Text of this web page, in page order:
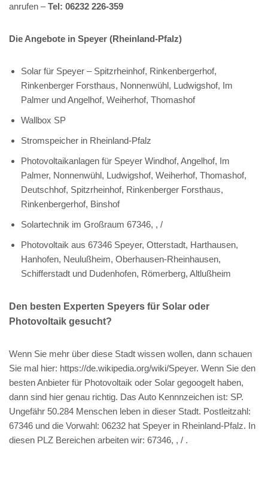
anrufen –Tel: 06232 226-359
Die Angebote in Speyer (Rheinland-Pfalz)
Solar für Speyer – Spitzrheinhof, Rinkenbergerhof,
Rinkenberger Forsthaus, Nonnenwühl, Ludwigshof, Im
Palmer und Angelhof, Weiherhof, Thomashof
Wallbox SP
Stromspeicher in Rheinland-Pfalz
Photovoltaikanlagen für Speyer Windhof, Angelhof, Im
Palmer, Nonnenwühl, Ludwigshof, Weiherhof, Thomashof,
Deutschhof, Spitzrheinhof, Rinkenberger Forsthaus,
Rinkenbergerhof, Binshof
Solartechnik im Großraum 67346, , /
Photovoltaik aus 67346 Speyer, Otterstadt, Harthausen,
Hanhofen, Neulußheim, Oberhausen-Rheinhausen,
Schifferstadt und Dudenhofen, Römerberg, Altlußheim
Den besten Experten Speyers für Solar oder
Photovoltaik gesucht?
Wenn Sie mehr über diese Stadt wissen wollen, dann schauen
Sie mal hier: https://de.wikipedia.org/wiki/Speyer. Wenn Sie den
besten Anbieter für Photovoltaik oder Solar gegoogelt haben,
dann sind hier genau richtig. Das Auto Kennnzeichen ist: SP.
Ungefähr 50.284 Menschen leben in dieser Stadt. Postleitzahl:
67346 und die Vorwahl: 06232 hat Speyer in Rheinland-Pfalz. In
diesen PLZ Bereichen arbeiten wir: 67346, , / .